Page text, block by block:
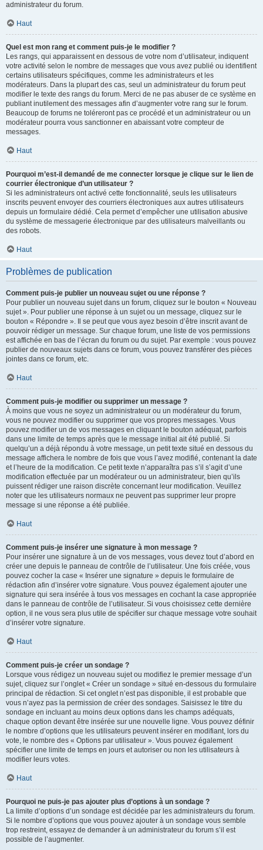
administrateur du forum.
Haut
Quel est mon rang et comment puis-je le modifier ?
Les rangs, qui apparaissent en dessous de votre nom d’utilisateur, indiquent
votre activité selon le nombre de messages que vous avez publié ou identifient
certains utilisateurs spécifiques, comme les administrateurs et les
modérateurs. Dans la plupart des cas, seul un administrateur du forum peut
modifier le texte des rangs du forum. Merci de ne pas abuser de ce système en
publiant inutilement des messages afin d’augmenter votre rang sur le forum.
Beaucoup de forums ne toléreront pas ce procédé et un administrateur ou un
modérateur pourra vous sanctionner en abaissant votre compteur de
messages.
Haut
Pourquoi m’est-il demandé de me connecter lorsque je clique sur le lien de
courrier électronique d’un utilisateur ?
Si les administrateurs ont activé cette fonctionnalité, seuls les utilisateurs
inscrits peuvent envoyer des courriers électroniques aux autres utilisateurs
depuis un formulaire dédié. Cela permet d’empêcher une utilisation abusive
du système de messagerie électronique par des utilisateurs malveillants ou
des robots.
Haut
Problèmes de publication
Comment puis-je publier un nouveau sujet ou une réponse ?
Pour publier un nouveau sujet dans un forum, cliquez sur le bouton « Nouveau
sujet ». Pour publier une réponse à un sujet ou un message, cliquez sur le
bouton « Répondre ». Il se peut que vous ayez besoin d’être inscrit avant de
pouvoir rédiger un message. Sur chaque forum, une liste de vos permissions
est affichée en bas de l’écran du forum ou du sujet. Par exemple : vous pouvez
publier de nouveaux sujets dans ce forum, vous pouvez transférer des pièces
jointes dans ce forum, etc.
Haut
Comment puis-je modifier ou supprimer un message ?
À moins que vous ne soyez un administrateur ou un modérateur du forum,
vous ne pouvez modifier ou supprimer que vos propres messages. Vous
pouvez modifier un de vos messages en cliquant le bouton adéquat, parfois
dans une limite de temps après que le message initial ait été publié. Si
quelqu’un a déjà répondu à votre message, un petit texte situé en dessous du
message affichera le nombre de fois que vous l’avez modifié, contenant la date
et l’heure de la modification. Ce petit texte n’apparaîtra pas s’il s’agit d’une
modification effectuée par un modérateur ou un administrateur, bien qu’ils
puissent rédiger une raison discrète concernant leur modification. Veuillez
noter que les utilisateurs normaux ne peuvent pas supprimer leur propre
message si une réponse a été publiée.
Haut
Comment puis-je insérer une signature à mon message ?
Pour insérer une signature à un de vos messages, vous devez tout d’abord en
créer une depuis le panneau de contrôle de l’utilisateur. Une fois créée, vous
pouvez cocher la case « Insérer une signature » depuis le formulaire de
rédaction afin d’insérer votre signature. Vous pouvez également ajouter une
signature qui sera insérée à tous vos messages en cochant la case appropriée
dans le panneau de contrôle de l’utilisateur. Si vous choisissez cette dernière
option, il ne vous sera plus utile de spécifier sur chaque message votre souhait
d’insérer votre signature.
Haut
Comment puis-je créer un sondage ?
Lorsque vous rédigez un nouveau sujet ou modifiez le premier message d’un
sujet, cliquez sur l’onglet « Créer un sondage » situé en-dessous du formulaire
principal de rédaction. Si cet onglet n’est pas disponible, il est probable que
vous n’ayez pas la permission de créer des sondages. Saisissez le titre du
sondage en incluant au moins deux options dans les champs adéquats,
chaque option devant être insérée sur une nouvelle ligne. Vous pouvez définir
le nombre d’options que les utilisateurs peuvent insérer en modifiant, lors du
vote, le nombre des « Options par utilisateur ». Vous pouvez également
spécifier une limite de temps en jours et autoriser ou non les utilisateurs à
modifier leurs votes.
Haut
Pourquoi ne puis-je pas ajouter plus d’options à un sondage ?
La limite d’options d’un sondage est décidée par les administrateurs du forum.
Si le nombre d’options que vous pouvez ajouter à un sondage vous semble
trop restreint, essayez de demander à un administrateur du forum s’il est
possible de l’augmenter.